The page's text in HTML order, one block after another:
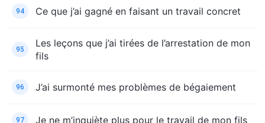
94 Ce que j’ai gagné en faisant un travail concret
95
Les leçons que j’ai tirées de l’arrestation de mon
fils
96 J’ai surmonté mes problèmes de bégaiement
97 Je ne m’inquiète plus pour le travail de mon fils